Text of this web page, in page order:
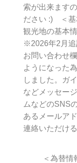
索が出来ます
ださい :) ＜基
観光地の基本
※2026年2月
お問い合わせ
ようになった
しました。ガ
などメッセー
ムなどのSNS
あるメールア
連絡いただけ
＜為替情